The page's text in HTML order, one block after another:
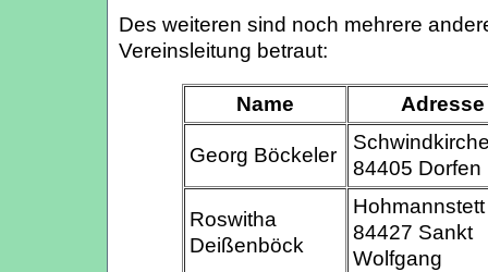
Des weiteren sind noch mehrere
Vereinsleitung betraut:
Name Adresse
Georg Böckeler
84405 Dorfen
Roswitha
Deißenböck
84427 Sankt
Wolfgang